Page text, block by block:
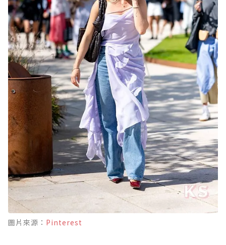
圖片來源： Pinterest